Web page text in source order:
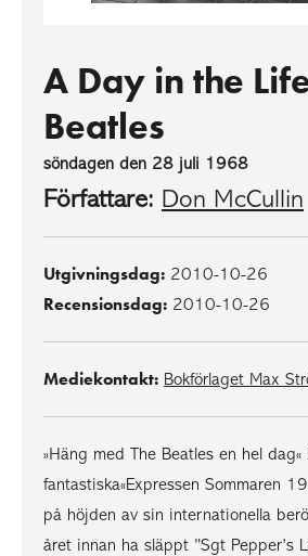
A Day in the
Beatles
söndagen den 28 juli 1968
Författare: Don McCullin
Utgivningsdag: 2010-10-26
Recensionsdag: 2010-10-26
Mediekontakt: Bokförlaget Max
»Häng med The Beatles en hel
fantastiska«Expressen Sommaren
på höjden av sin internationella
året innan ha släppt ”Sgt Pepper’s